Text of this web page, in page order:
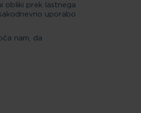
obliki prek lastnega
uporabo
nam, da